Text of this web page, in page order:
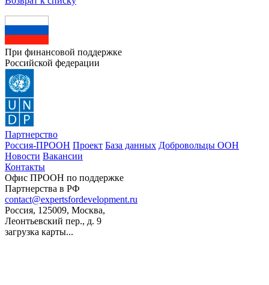
При финансовой поддержке
Российской федерации
Партнерство
Россия-ПРООН Проект База данных Добровольцы ООН
Новости Вакансии
Контакты
Офис ПРООН по поддержке
Партнерства в РФ
contact@expertsfordevelopment.ru
Россия, 125009, Москва,
Леонтьевский пер., д. 9
загрузка карты...